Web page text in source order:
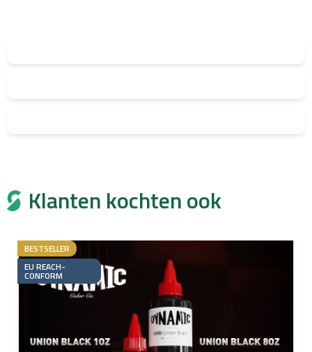
Klanten kochten ook
BESTSELLER
EU REACH-
CONFORM